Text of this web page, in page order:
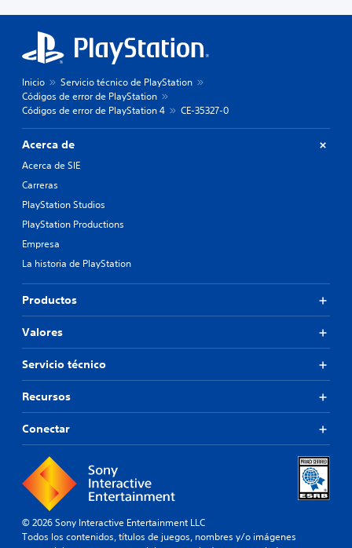
Inicio
Servicio técnico de PlayStation
Códigos de error de PlayStation
Códigos de error de PlayStation 4
CE-35327-0
Acerca de
Acerca de SIE
Carreras
PlayStation Studios
PlayStation Productions
Empresa
La historia de PlayStation
Productos
Valores
Servicio técnico
Recursos
Conectar
© 2026 Sony Interactive Entertainment LLC
Todos los contenidos, títulos de juegos, nombres y/o imágenes